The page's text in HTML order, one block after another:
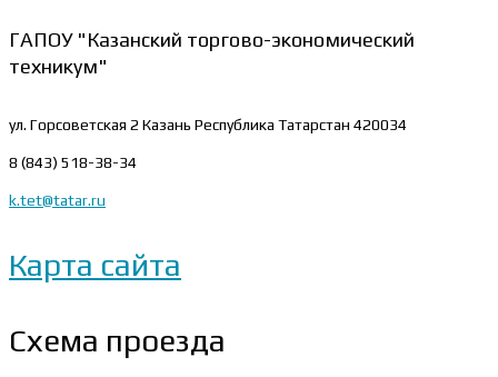
ГАПОУ "Казанский торгово-экономический
техникум"
ул. Горсоветская 2 Казань Республика Татарстан 420034
8 (843) 518-38-34
k.tet@tatar.ru
Карта сайта
Схема проезда